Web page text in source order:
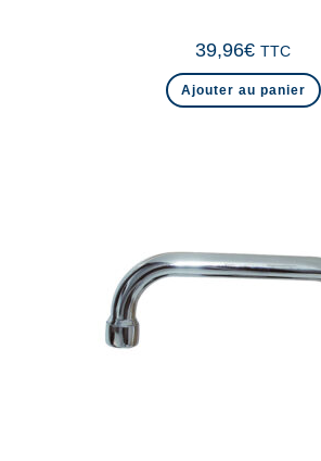
39,96€ TTC
Ajouter au panier